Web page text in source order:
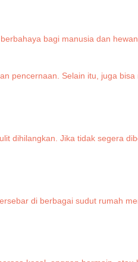
bagi manusia dan
pencernaan. Selain itu, juga
dihilangkan. Jika tidak segera
di berbagai sudut rumah